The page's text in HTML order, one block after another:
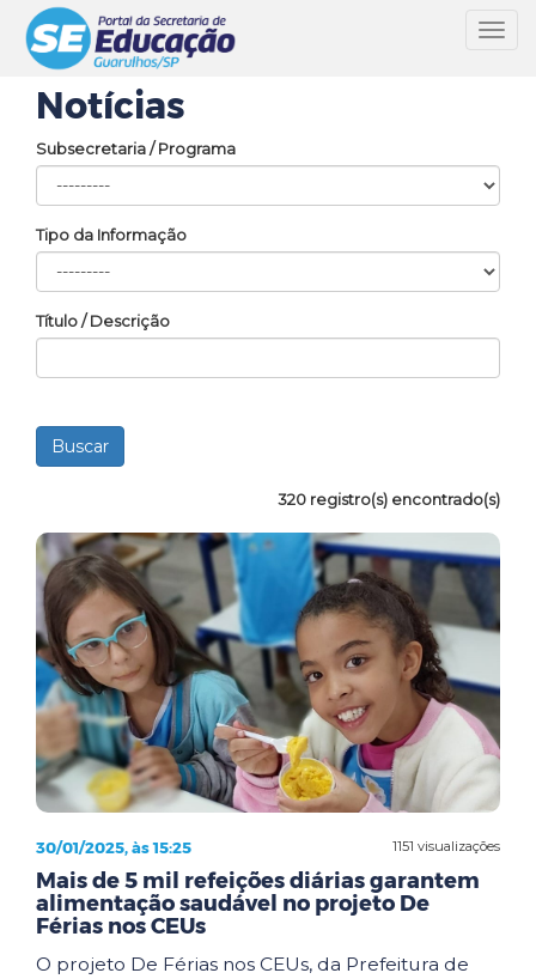
Notícias
Subsecretaria / Programa
Tipo da Informação
Título / Descrição
320 registro(s) encontrado(s)
1151 visualizações
30/01/2025, às 15:25
Mais de 5 mil refeições diárias garantem
alimentação saudável no projeto De
Férias nos CEUs
O projeto De Férias nos CEUs, da Prefeitura de